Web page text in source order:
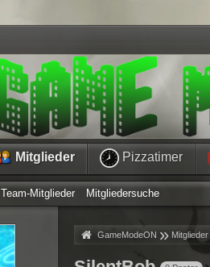
Mitglieder Pizzatimer
Team-Mitglieder Mitgliedersuche
GameModeON Mitglieder
»